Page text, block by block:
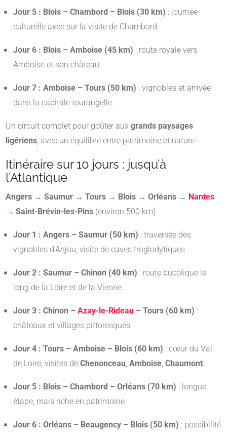
Jour 5 : Blois – Chambord – Blois (30 km) : journée
culturelle axée sur la visite de Chambord.
Jour 6 : Blois – Amboise (45 km) : route royale vers
Amboise et son château.
Jour 7 : Amboise – Tours (50 km) : vignobles et arrivée
dans la capitale tourangelle.
Un circuit complet pour goûter aux grands paysages
ligériens, avec un équilibre entre patrimoine et nature.
Itinéraire sur 10 jours : jusqu’à
l’Atlantique
Angers → Saumur → Tours → Blois → Orléans → Nantes
→ Saint-Brévin-les-Pins (environ 500 km)
Jour 1 : Angers – Saumur (50 km) : traversée des
vignobles d’Anjou, visite de caves troglodytiques.
Jour 2 : Saumur – Chinon (40 km) : route bucolique le
long de la Loire et de la Vienne.
Jour 3 : Chinon – Azay-le-Rideau – Tours (60 km) :
châteaux et villages pittoresques.
Jour 4 : Tours – Amboise – Blois (60 km) : cœur du Val
de Loire, visites de Chenonceau, Amboise, Chaumont.
Jour 5 : Blois – Chambord – Orléans (70 km) : longue
étape, mais riche en patrimoine.
Jour 6 : Orléans – Beaugency – Blois (50 km) : possibilité